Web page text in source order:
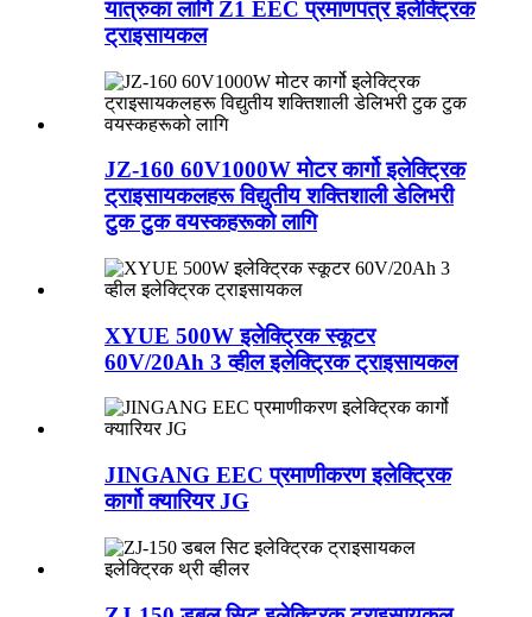
यात्रुका लागि Z1 EEC प्रमाणपत्र इलेक्ट्रिक
ट्राइसायकल
JZ-160 60V1000W मोटर कार्गो इलेक्ट्रिक
ट्राइसायकलहरू विद्युतीय शक्तिशाली डेलिभरी
टुक टुक वयस्कहरूको लागि
XYUE 500W इलेक्ट्रिक स्कूटर
60V/20Ah 3 व्हील इलेक्ट्रिक ट्राइसायकल
JINGANG EEC प्रमाणीकरण इलेक्ट्रिक
कार्गो क्यारियर JG